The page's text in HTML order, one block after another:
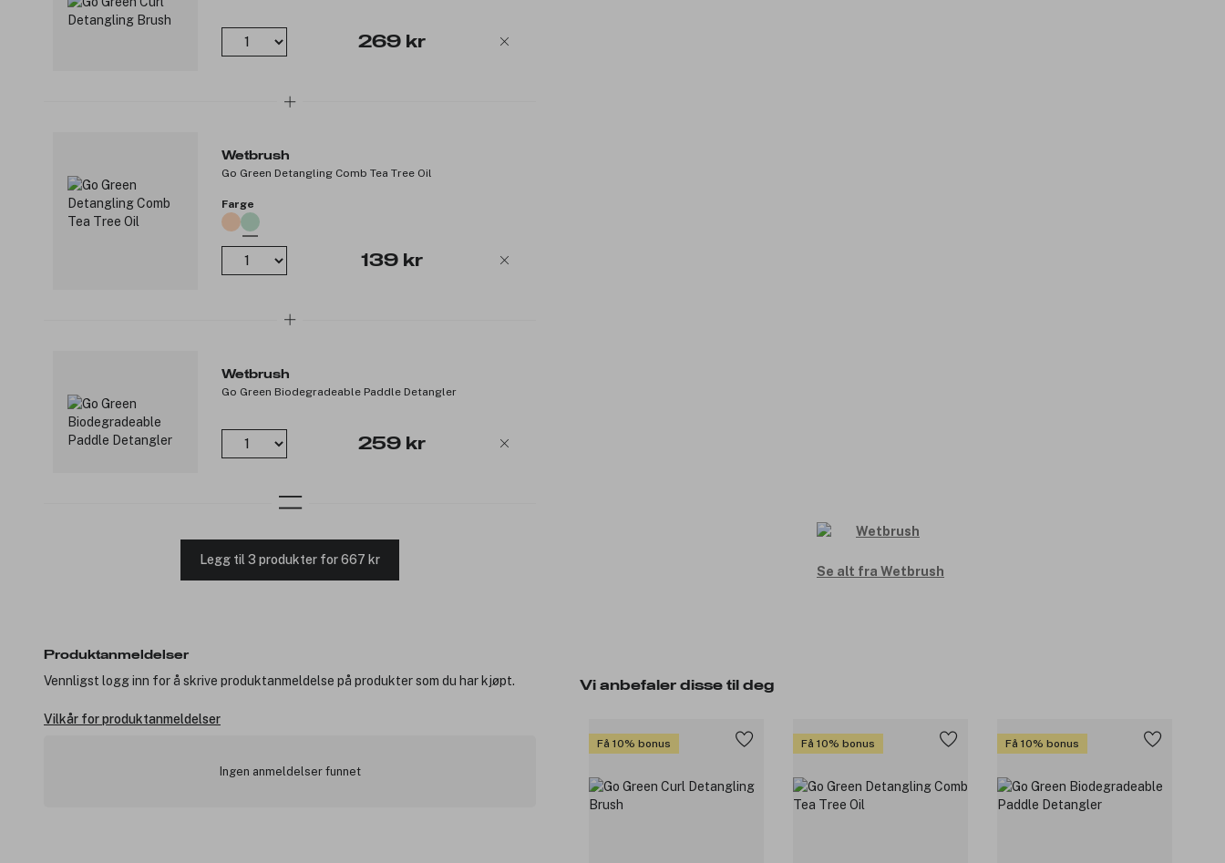
269 kr
Wetbrush
Go Green Detangling Comb Tea Tree Oil
Farge
139 kr
Wetbrush
Go Green Biodegradeable Paddle Detangler
259 kr
Legg til 3 produkter for 667 kr
Se alt fra Wetbrush
Vi anbefaler disse til deg
Få 10% bonus Få 10% bonus Få 10% bonus
Produktanmeldelser
Vennligst logg inn for å skrive produktanmeldelse på produkter som du har kjøpt.
Vilkår for produktanmeldelser
Ingen anmeldelser funnet